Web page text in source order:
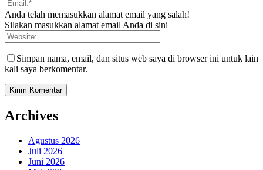
Anda telah memasukkan alamat email yang salah!
Silakan masukkan alamat email Anda di sini
Simpan nama, email, dan situs web saya di browser ini untuk lain
kali saya berkomentar.
Archives
Agustus 2026
Juli 2026
Juni 2026